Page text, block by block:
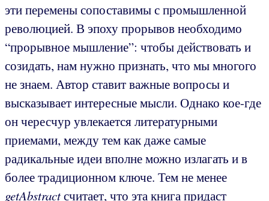
эти перемены сопоставимы с промышленной
революцией. В эпоху прорывов необходимо
“прорывное мышление”: чтобы действовать и
созидать, нам нужно признать, что мы многого
не знаем. Автор ставит важные вопросы и
высказывает интересные мысли. Однако кое-где
он чересчур увлекается литературными
приемами, между тем как даже самые
радикальные идеи вполне можно излагать и в
более традиционном ключе. Тем не менее
getAbstractсчитает, что эта книга придаст